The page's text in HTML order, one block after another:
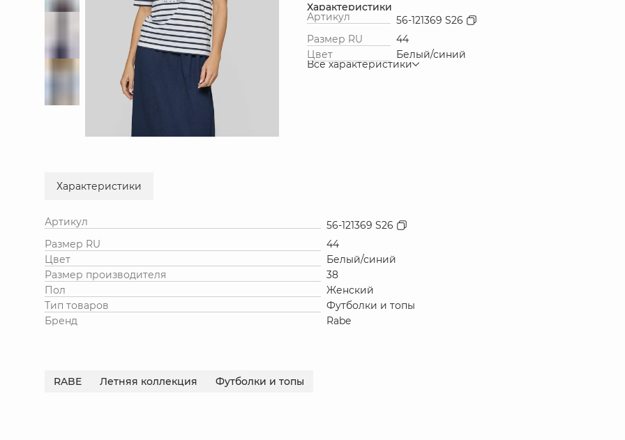
Характеристики
Артикул
56-121369 S26
Размер RU
44
Цвет
Белый/синий
Все характеристики
Характеристики
Артикул
56-121369 S26
Размер RU
44
Цвет
Белый/синий
Размер производителя
38
Пол
Женский
Тип товаров
Футболки и топы
Бренд
Rabe
RABE Летняя коллекция Футболки и топы